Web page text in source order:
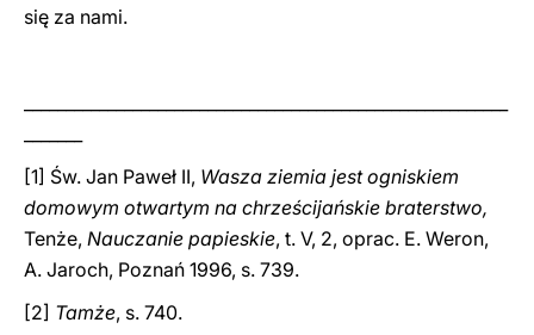
się za nami.
[1] Św. Jan Paweł II, Wasza ziemia jest ogniskiem
domowym otwartym na chrześcijańskie braterstwo,
Tenże, Nauczanie papieskie, t. V, 2, oprac. E. Weron,
A. Jaroch, Poznań 1996, s. 739.
[2] Tamże, s. 740.